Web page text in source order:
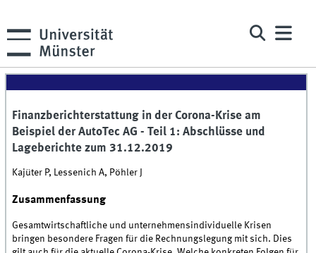
Finanzberichterstattung in der Corona-Krise am
Beispiel der AutoTec AG - Teil 1: Abschlüsse und
Lageberichte zum 31.12.2019
Kajüter P, Lessenich A, Pöhler J
Zusammenfassung
Gesamtwirtschaftliche und unternehmensindividuelle Krisen
bringen besondere Fragen für die Rechnungslegung mit sich. Dies